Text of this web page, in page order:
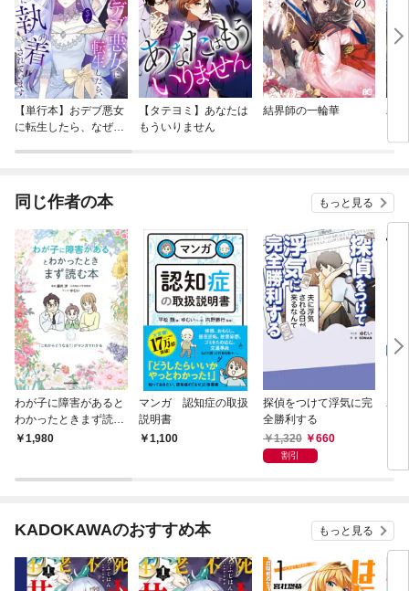
【単行本】おデブ悪女
に転生したら、なぜか
【タテヨミ】あなたは
もういりません
結界師の一輪華
バ
今
同じ作者の本 もっと見る
わが子に障害があると
わかったときまず読む
本 「これからどうな
1,980
マンガ 認知症の取扱
説明書
1,100
探偵をつけて浮気に完
全勝利する
1,320
660
割引
わ
KADOKAWAのおすすめ本 もっと見る